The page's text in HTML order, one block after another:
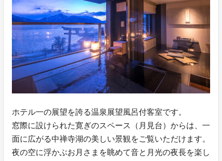
ホテル一の展望を誇る温泉展望風呂付客室です。
窓際に設けられた寛ぎのスペース（月見台）からは、一
面に広がる中禅寺湖の美しい景観をご覧いただけます。
夜の空に浮かぶお月さまを眺めて音と月光の夜長を楽し